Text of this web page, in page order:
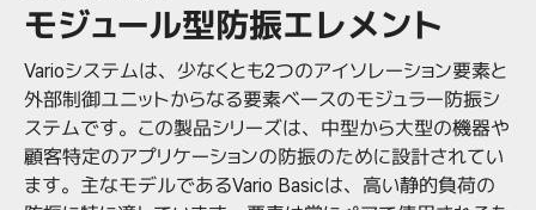
モジュール型防振エレメント
Varioシステムは、少なくとも2つのアイソレーション要素と
外部制御ユニットからなる要素ベースのモジュラー防振シ
ステムです。この製品シリーズは、中型から大型の機器や
顧客特定のアプリケーションの防振のために設計されてい
ます。主なモデルであるVario Basicは、高い静的負荷の